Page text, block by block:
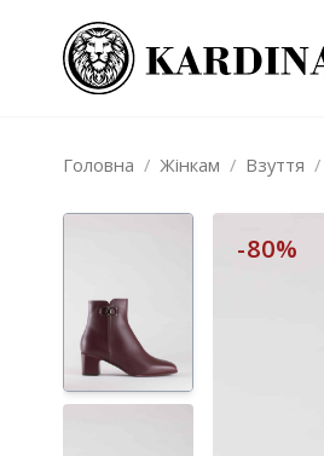
Головна / Жінкам / Взуття /
-80%